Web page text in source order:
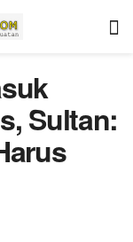
Sultan: